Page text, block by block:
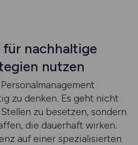
für nachhaltige
nutzen
zu denken. Es geht nicht
zu besetzen, sondern
die dauerhaft wirken.
auf einer spezialisierten